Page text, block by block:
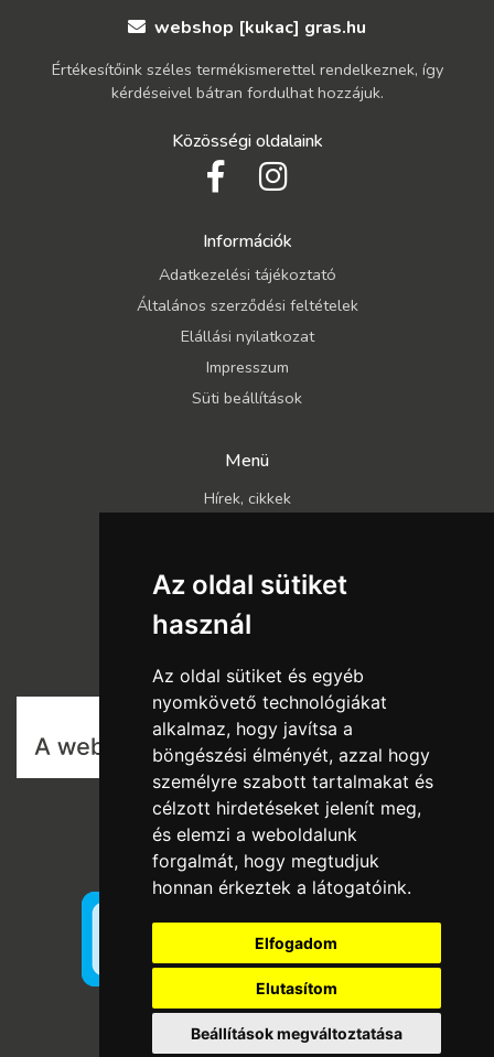
Az oldal sütiket
használ
Az oldal sütiket és egyéb
nyomkövető technológiákat
alkalmaz, hogy javítsa a
böngészési élményét, azzal hogy
személyre szabott tartalmakat és
célzott hirdetéseket jelenít meg,
és elemzi a weboldalunk
forgalmát, hogy megtudjuk
honnan érkeztek a látogatóink.
Elfogadom
Elutasítom
Beállítások megváltoztatása
webshop [kukac] gras.hu
Értékesítőink széles termékismerettel rendelkeznek, így
kérdéseivel bátran fordulhat hozzájuk.
Közösségi oldalaink
Információk
Adatkezelési tájékoztató
Általános szerződési feltételek
Elállási nyilatkozat
Impresszum
Süti beállítások
Menü
Hírek, cikkek
Rólunk
Szállítás és fizetés